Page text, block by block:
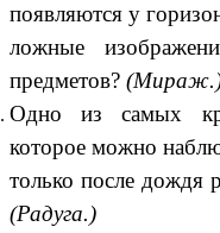
появляются у
ложные
предметов?
Одно из самых
которое можно
только после дождя
(Радуга.)